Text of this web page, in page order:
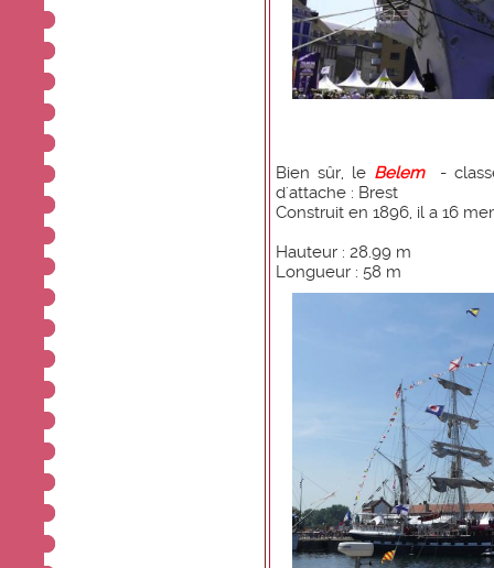
Bien sûr, le Belem-
d'attache : Brest
Construit en 1896, il a 16
Hauteur : 28.99 m
Longueur : 58 m